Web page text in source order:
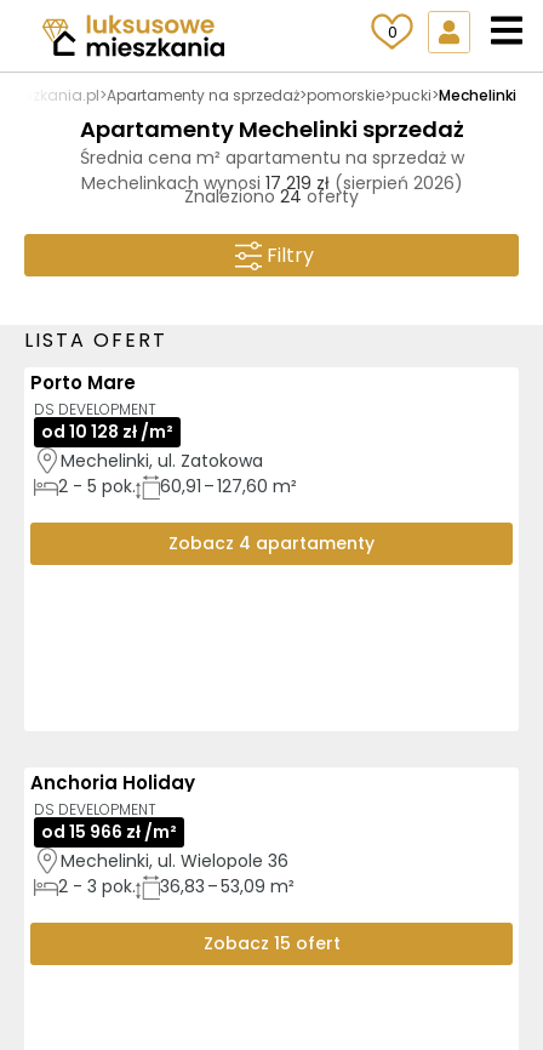
0
>Apartamenty na sprzedaż>pomorskie>pucki>Mechelinki
Apartamenty Mechelinki sprzedaż
Średnia cena m² apartamentu na sprzedaż w
Mechelinkach wynosi 17 219 zł (sierpień 2026)
Znaleziono 24oferty
Filtry
LISTA OFERT
AI GOTOWE DO ODBIORU
Porto Mare
DS DEVELOPMENT
od 10 128 zł /m²
Mechelinki, ul. Zatokowa
2 - 5 pok. 60,91 – 127,60 m²
Zobacz 4 apartamenty
AI GOTOWE DO ODBIORU
Anchoria Holiday
DS DEVELOPMENT
od 15 966 zł /m²
Mechelinki, ul. Wielopole 36
2 - 3 pok. 36,83 – 53,09 m²
Zobacz 15 ofert